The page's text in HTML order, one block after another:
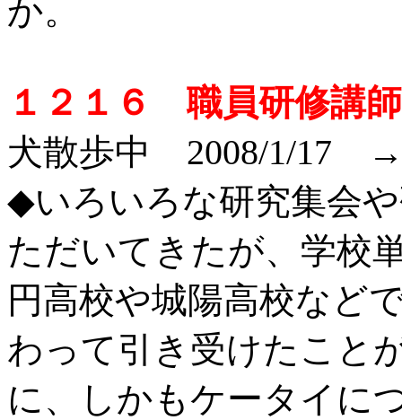
か。
１２１６ 職員研修講師
犬散歩中 2008/1/17
◆いろいろな研究集会
ただいてきたが、学校
円高校や城陽高校など
わって引き受けたこと
に、しかもケータイに